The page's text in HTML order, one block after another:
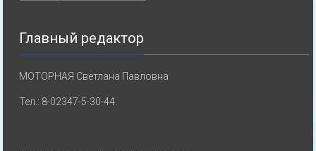
Главный редактор
МОТОРНАЯ Светлана Павловна
Тел.: 8-02347-5-30-44.